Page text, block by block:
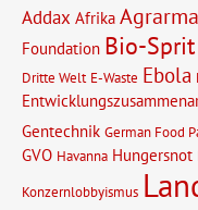
Addax Afrika
Foundation Bio-Sprit
Dritte Welt E-Waste Ebola
Gentechnik German Food
GVO Havanna Hungersnot
Konzernlobbyismus